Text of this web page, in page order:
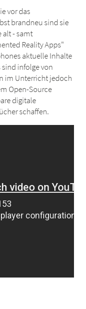
vor das
brandneu sind sie
alt - samt
Reality Apps"
aktuelle Inhalte
infolge von
im Unterricht jedoch
Open-Source
digitale
schaffen.